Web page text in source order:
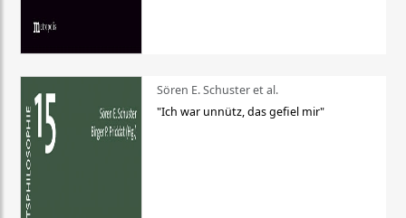
Sören E. Schuster et al.
"Ich war unnütz, das gefiel mir"